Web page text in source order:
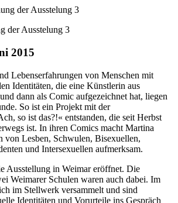
der Ausstelung 3
2015
Lebenserfahrungen von Menschen mit
Identitäten, die eine Künstlerin aus
dann als Comic aufgezeichnet hat, liegen
So ist ein Projekt mit der
so ist das?!« entstanden, die seit Herbst
ist. In ihren Comics macht Martina
von Lesben, Schwulen, Bisexuellen,
und Intersexuellen aufmerksam.
Ausstellung in Weimar eröffnet. Die
Weimarer Schulen waren auch dabei. Im
im Stellwerk versammelt und sind
Identitäten und Vorurteile ins Gespräch